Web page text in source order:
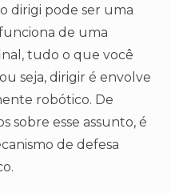
dirigi pode ser uma
de uma
tudo o que você
seja, dirigir é envolve
robótico. De
sobre esse assunto, é
de defesa